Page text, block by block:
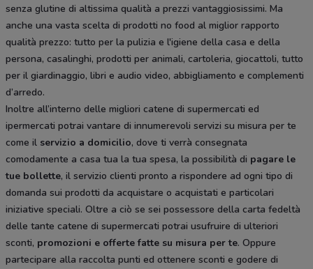
senza glutine di altissima qualità a prezzi vantaggiosissimi. Ma
anche una vasta scelta di prodotti no food al miglior rapporto
qualità prezzo: tutto per la pulizia e l'igiene della casa e della
persona, casalinghi, prodotti per animali, cartoleria, giocattoli, tutto
per il giardinaggio, libri e audio video, abbigliamento e complementi
d’arredo.
Inoltre all’interno delle migliori catene di supermercati ed
ipermercati potrai vantare di innumerevoli servizi su misura per te
come il servizio a domicilio, dove ti verrà consegnata
comodamente a casa tua la tua spesa, la possibilità di pagare le
tue bollette, il servizio clienti pronto a rispondere ad ogni tipo di
domanda sui prodotti da acquistare o acquistati e particolari
iniziative speciali. Oltre a ciò se sei possessore della carta fedeltà
delle tante catene di supermercati potrai usufruire di ulteriori
sconti, promozioni e offerte fatte su misura per te. Oppure
partecipare alla raccolta punti ed ottenere sconti e godere di